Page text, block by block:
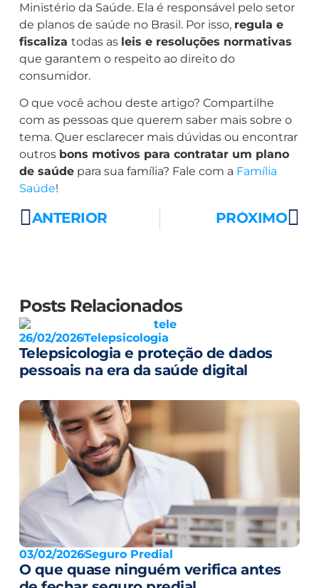
Ministério da Saúde. Ela é responsável pelo setor
de planos de saúde no Brasil. Por isso, regula e
fiscaliza todas as leis e resoluções normativas
que garantem o respeito ao direito do
consumidor.
O que você achou deste artigo? Compartilhe
com as pessoas que querem saber mais sobre o
tema. Quer esclarecer mais dúvidas ou encontrar
outros bons motivos para contratar um plano
de saúdepara sua família? Fale com a Família
Saúde!
ANTERIOR PRÓXIMO
Posts Relacionados
26/02/2026Telepsicologia
Telepsicologia e proteção de dados
pessoais na era da saúde digital
03/02/2026Seguro Predial
O que quase ninguém verifica antes